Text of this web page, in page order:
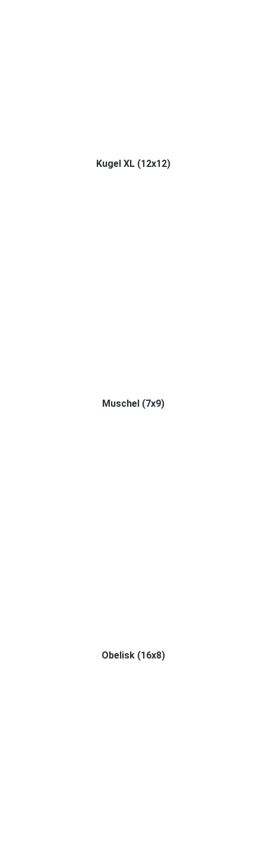
Kugel XL (12x12)
Muschel (7x9)
Obelisk (16x8)